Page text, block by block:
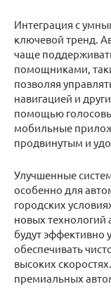
Интеграция с
ключевой тренд.
чаще
помощниками,
позволяя
навигацией и
помощью
мобильные
продвинутым и
Улучшенные
особенно для
городских
новых
будут эффективно
обеспечивать
высоких
премиальных